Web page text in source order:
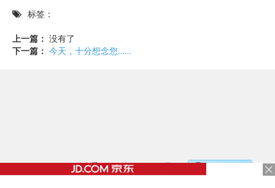
标签：
上一篇： 没有了
下一篇： 今天，十分想念您……
©2017 - 2020 / 信息看 /粤ICP备17153186号-2，